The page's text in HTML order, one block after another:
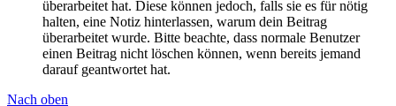
überarbeitet hat. Diese können jedoch, falls sie es für nötig
halten, eine Notiz hinterlassen, warum dein Beitrag
überarbeitet wurde. Bitte beachte, dass normale Benutzer
einen Beitrag nicht löschen können, wenn bereits jemand
darauf geantwortet hat.
Nach oben